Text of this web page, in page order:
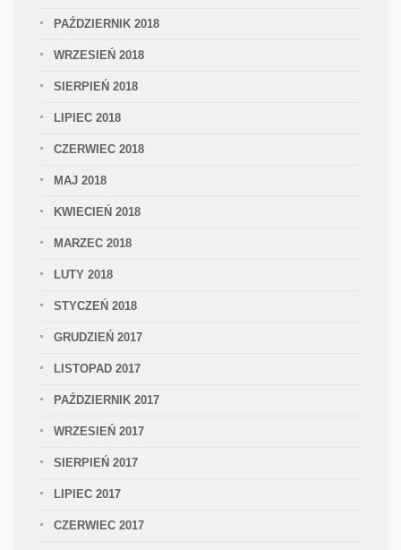
PAŹDZIERNIK 2018
WRZESIEŃ 2018
SIERPIEŃ 2018
LIPIEC 2018
CZERWIEC 2018
MAJ 2018
KWIECIEŃ 2018
MARZEC 2018
LUTY 2018
STYCZEŃ 2018
GRUDZIEŃ 2017
LISTOPAD 2017
PAŹDZIERNIK 2017
WRZESIEŃ 2017
SIERPIEŃ 2017
LIPIEC 2017
CZERWIEC 2017